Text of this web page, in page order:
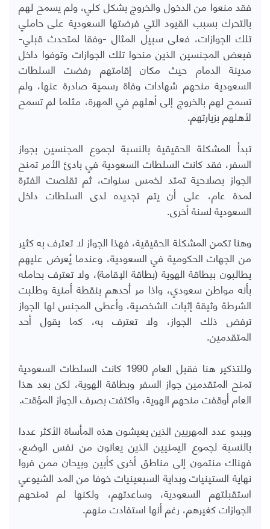
فقد منعوا من الدخول والخروج بشكل كلي، ولم يسمح لهم
بالتحرك بسبب القيود التي فرضتها السعودية على حاملي
تلك الجوازات، فعلى سبيل المثال -وفقا لمتحدث قبلي-
فبعض المجنسين الذين منحوا تلك الجوازات وتوفوا داخل
مدينة الدمام حيث مكان إقامتهم رفضت السلطات
السعودية منحهم شهادات وفاة رسمية صادرة عنها، ولم
تسمح لهم بالخروج إلى أهلهم في المهرة، مثلما لم تسمح
لأهلهم بزيارتهم.
تبدأ المشكلة الحقيقية بالنسبة لجموع المجنسين بجواز
السفر، فقد كانت السلطات السعودية في بادئ الأمر تمنح
الجواز بصلاحية تمتد لخمس سنوات، ثم تقلصت الفترة
لمدة عام، على أن يتم تجديده لدى السلطات داخل
السعودية لسنة أخرى.
وهنا تكمن المشكلة الحقيقية، فهذا الجواز لا تعترف به كثير
من الجهات الحكومية في السعودية، وعندما يُعرض عليهم
يطالبون ببطاقة الهوية (بطاقة الإقامة)، ولا تعترف بحامله
بأنه مواطن سعودي، واذا مر أحدهم بنقطة أمنية وطلبت
الشرطة وثيقة إثبات الشخصية، وأعطى المجنس لها الجواز
ترفض ذلك الجواز، ولا تعترف به، كما يقول أحد
المتقدمين.
وللتذكير هنا فقبل العام 1990 كانت السلطات السعودية
تمنح المتقدمين جواز السفر وبطاقة الهوية، لكن بعد هذا
العام أوقفت منحهم الهوية، واكتفت بصرف الجواز المؤقت.
ويبدو عدد المهريين الذين يعيشون هذه المأساة الأكثر عددا
بالنسبة لجموع اليمنيين الذين يعانون من نفس الوضع،
فهناك منتمون إلى مناطق أخرى كأبين وبيحان ممن فروا
نهاية الستينيات وبداية السبعينيات خوفا من المد الشيوعي
استقبلتهم السعودية، وساعدتهم، ولكنها لم تمنحهم
الجوازات كغيرهم، رغم أنها استفادت منهم.